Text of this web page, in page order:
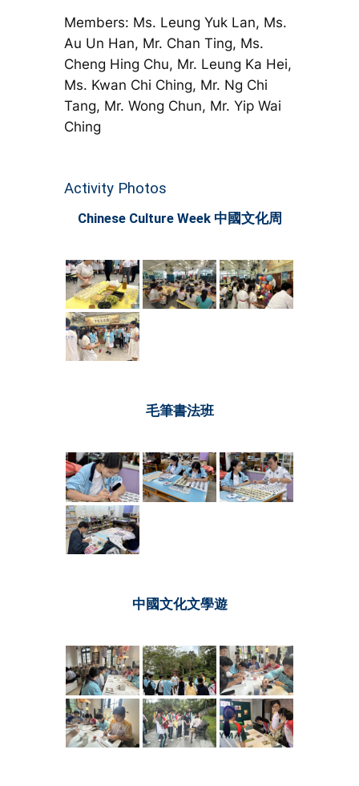
Members: Ms. Leung Yuk Lan, Ms.
Au Un Han, Mr. Chan Ting, Ms.
Cheng Hing Chu, Mr. Leung Ka Hei,
Ms. Kwan Chi Ching, Mr. Ng Chi
Tang, Mr. Wong Chun, Mr. Yip Wai
Ching
Activity Photos
Chinese Culture Week 中國文化周
毛筆書法班
中國文化文學遊